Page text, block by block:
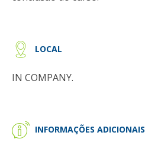
LOCAL
IN COMPANY.
INFORMAÇÕES ADICIONAIS